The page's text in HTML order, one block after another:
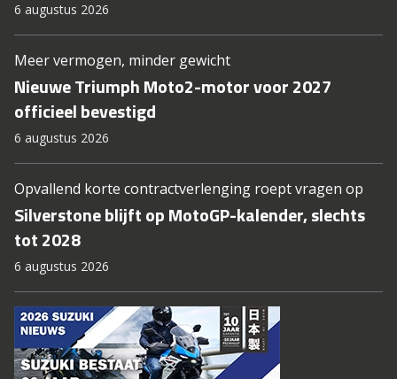
6 augustus 2026
Meer vermogen, minder gewicht
Nieuwe Triumph Moto2-motor voor 2027
officieel bevestigd
6 augustus 2026
Opvallend korte contractverlenging roept vragen op
Silverstone blijft op MotoGP-kalender, slechts
tot 2028
6 augustus 2026